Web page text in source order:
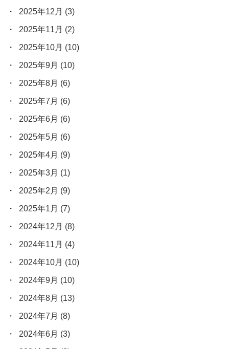
2025年12月 (3)
2025年11月 (2)
2025年10月 (10)
2025年9月 (10)
2025年8月 (6)
2025年7月 (6)
2025年6月 (6)
2025年5月 (6)
2025年4月 (9)
2025年3月 (1)
2025年2月 (9)
2025年1月 (7)
2024年12月 (8)
2024年11月 (4)
2024年10月 (10)
2024年9月 (10)
2024年8月 (13)
2024年7月 (8)
2024年6月 (3)